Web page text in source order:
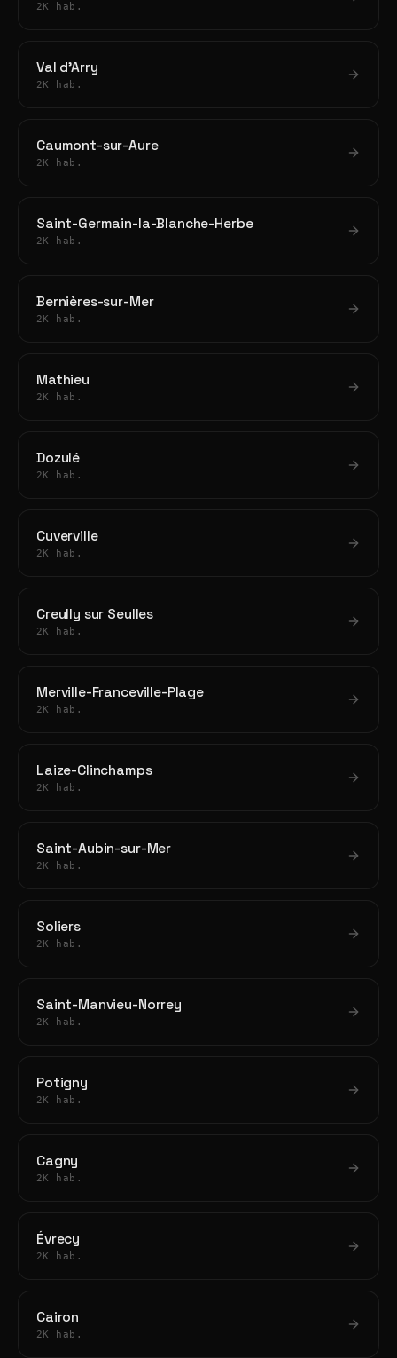
2K hab.
Val d'Arry
2K hab.
Caumont-sur-Aure
2K hab.
Saint-Germain-la-Blanche-Herbe
2K hab.
Bernières-sur-Mer
2K hab.
Mathieu
2K hab.
Dozulé
2K hab.
Cuverville
2K hab.
Creully sur Seulles
2K hab.
Merville-Franceville-Plage
2K hab.
Laize-Clinchamps
2K hab.
Saint-Aubin-sur-Mer
2K hab.
Soliers
2K hab.
Saint-Manvieu-Norrey
2K hab.
Potigny
2K hab.
Cagny
2K hab.
Évrecy
2K hab.
Cairon
2K hab.